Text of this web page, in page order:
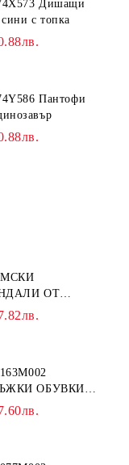
Дишащи
с топка
Пантофи
ОТ
БЕЖОВИ
СВРЪХ